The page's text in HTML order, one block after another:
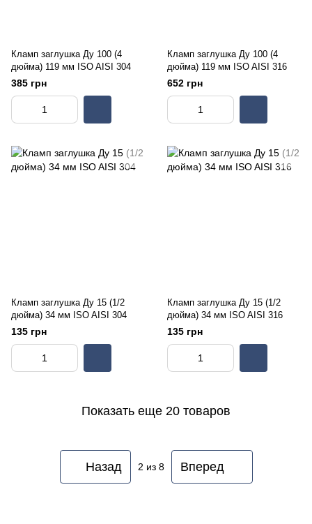
Кламп заглушка Ду 100 (4
дюйма) 119 мм ISO AISI 304
385 грн
Кламп заглушка Ду 100 (4
дюйма) 119 мм ISO AISI 316
652 грн
Кламп заглушка Ду 15 (1/2
дюйма) 34 мм ISO AISI 304
135 грн
Кламп заглушка Ду 15 (1/2
дюйма) 34 мм ISO AISI 316
135 грн
Показать еще 20 товаров
Назад 2 из 8 Вперед